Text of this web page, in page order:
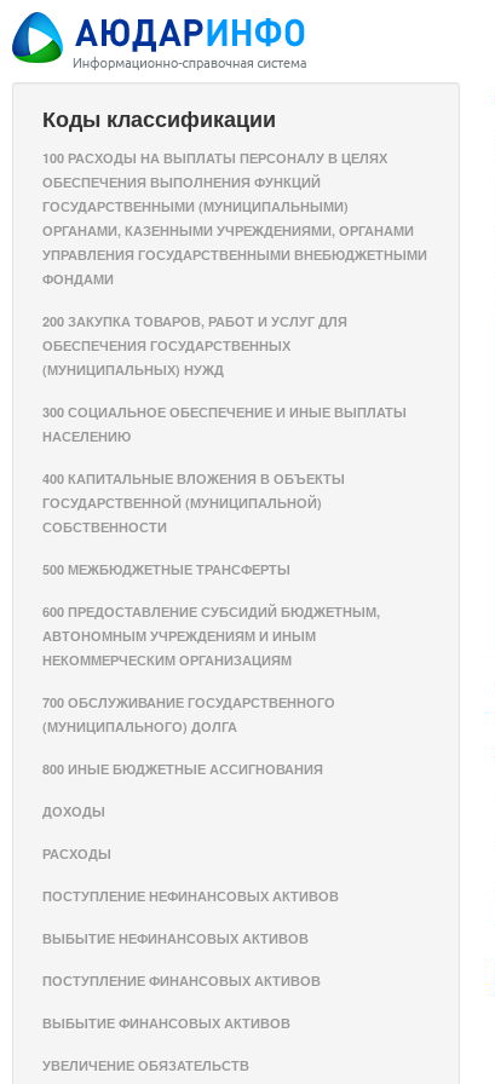
Коды классификации
100 РАСХОДЫ НА ВЫПЛАТЫ ПЕРСОНАЛУ В ЦЕЛЯХ
ОБЕСПЕЧЕНИЯ ВЫПОЛНЕНИЯ ФУНКЦИЙ
ГОСУДАРСТВЕННЫМИ (МУНИЦИПАЛЬНЫМИ)
ОРГАНАМИ, КАЗЕННЫМИ УЧРЕЖДЕНИЯМИ, ОРГАНАМИ
УПРАВЛЕНИЯ ГОСУДАРСТВЕННЫМИ ВНЕБЮДЖЕТНЫМИ
ФОНДАМИ
200 ЗАКУПКА ТОВАРОВ, РАБОТ И УСЛУГ ДЛЯ
ОБЕСПЕЧЕНИЯ ГОСУДАРСТВЕННЫХ
(МУНИЦИПАЛЬНЫХ) НУЖД
300 СОЦИАЛЬНОЕ ОБЕСПЕЧЕНИЕ И ИНЫЕ ВЫПЛАТЫ
НАСЕЛЕНИЮ
400 КАПИТАЛЬНЫЕ ВЛОЖЕНИЯ В ОБЪЕКТЫ
ГОСУДАРСТВЕННОЙ (МУНИЦИПАЛЬНОЙ)
СОБСТВЕННОСТИ
500 МЕЖБЮДЖЕТНЫЕ ТРАНСФЕРТЫ
600 ПРЕДОСТАВЛЕНИЕ СУБСИДИЙ БЮДЖЕТНЫМ,
АВТОНОМНЫМ УЧРЕЖДЕНИЯМ И ИНЫМ
НЕКОММЕРЧЕСКИМ ОРГАНИЗАЦИЯМ
700 ОБСЛУЖИВАНИЕ ГОСУДАРСТВЕННОГО
(МУНИЦИПАЛЬНОГО) ДОЛГА
800 ИНЫЕ БЮДЖЕТНЫЕ АССИГНОВАНИЯ
ДОХОДЫ
РАСХОДЫ
ПОСТУПЛЕНИЕ НЕФИНАНСОВЫХ АКТИВОВ
ВЫБЫТИЕ НЕФИНАНСОВЫХ АКТИВОВ
ПОСТУПЛЕНИЕ ФИНАНСОВЫХ АКТИВОВ
ВЫБЫТИЕ ФИНАНСОВЫХ АКТИВОВ
УВЕЛИЧЕНИЕ ОБЯЗАТЕЛЬСТВ